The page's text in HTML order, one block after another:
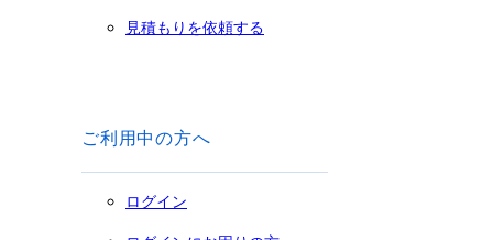
見積もりを依頼する
ご利用中の方へ
ログイン